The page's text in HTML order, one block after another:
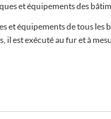
et équipements de tous les
est exécuté au fur et à